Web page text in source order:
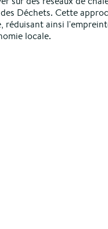
Déchets. Cette
réduisant ainsi
locale.